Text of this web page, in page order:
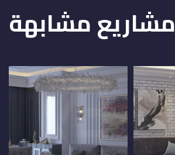
مشاريع مشابهة